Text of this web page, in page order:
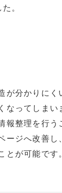
。
が分かりにく
なってしまい
報整理を行う
ージへ改善し
とが可能です